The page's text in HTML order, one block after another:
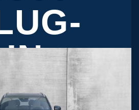
IN